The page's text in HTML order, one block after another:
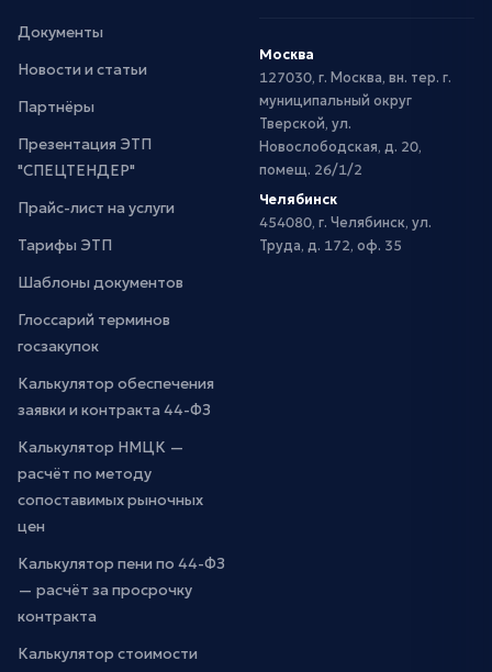
Документы
Новости и статьи
Партнёры
Презентация ЭТП
"СПЕЦТЕНДЕР"
Прайс-лист на услуги
Тарифы ЭТП
Шаблоны документов
Глоссарий терминов
госзакупок
Калькулятор обеспечения
заявки и контракта 44-ФЗ
Калькулятор НМЦК —
расчёт по методу
сопоставимых рыночных
цен
Калькулятор пени по 44-ФЗ
— расчёт за просрочку
контракта
Калькулятор стоимости
Москва
127030, г. Москва, вн. тер. г.
муниципальный округ
Тверской, ул.
Новослободская, д. 20,
помещ. 26/1/2
Челябинск
454080, г. Челябинск, ул.
Труда, д. 172, оф. 35